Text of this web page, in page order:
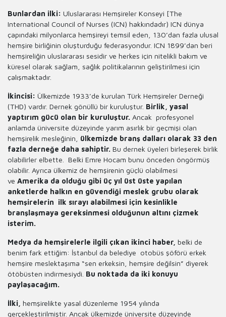
Bunlardan ilki: Uluslararası Hemşireler Konseyi [The
International Council of Nurses (ICN) hakkındadır) ICN dünya
çapındaki milyonlarca hemşireyi temsil eden, 130’dan fazla ulusal
hemşire birliğinin oluşturduğu federasyondur. ICN 1899’dan beri
hemşireliğin uluslararası sesidir ve herkes için nitelikli bakım ve
küresel olarak sağlam, sağlık politikalarının geliştirilmesi için
çalışmaktadır.
İkincisi: Ülkemizde 1933’de kurulan Türk Hemşireler Derneği
(THD) vardır. Dernek gönüllü bir kuruluştur. Birlik, yasal
yaptırım gücü olan bir kuruluştur. Ancak profesyonel
anlamda üniversite düzeyinde yarım asırlık bir geçmişi olan
hemşirelik mesleğinin, ülkemizde branş dalları olarak 33 den
fazla derneğe daha sahiptir. Bu dernek üyeleri birleşerek birlik
olabilirler elbette. Belki Emre Hocam bunu önceden öngörmüş
olabilir. Ayrıca ülkemiz de hemşirenin güçlü olabilmesi
ve Amerika da olduğu gibi üç yıl üst üste yapılan
anketlerde halkın en güvendiği meslek grubu olarak
hemşirelerin ilk sırayı alabilmesi için kesinlikle
branşlaşmaya gereksinmesi olduğunun altını çizmek
isterim.
Medya da hemşirelerle ilgili çıkan ikinci haber, belki de
benim fark ettiğim: İstanbul da belediye otobüs şöförü erkek
hemşire meslektaşıma “sen erkeksin, hemşire değilsin” diyerek
ötöbüsten indirmesiydi. Bu noktada da iki konuyu
paylaşacağım.
İlki, hemşirelikte yasal düzenleme 1954 yılında
gerçekleştirilmiştir. Ancak ülkemizde üniversite düzeyinde